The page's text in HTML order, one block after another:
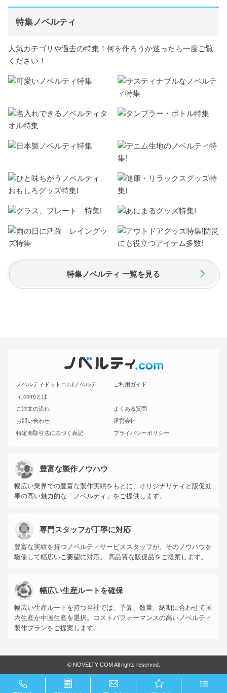
特集ノベルティ
人気カテゴリや過去の特集！何を作ろうか迷ったら一度ご覧
ください！
特集ノベルティ 一覧を見る
ノベルティドットコム(ノベルテ
ィ.com)とは
ご利用ガイド
ご注文の流れ
よくある質問
お問い合わせ
運営会社
特定商取引法に基づく表記
プライバシーポリシー
豊富な製作ノウハウ
幅広い業界での豊富な製作実績をもとに、オリジナリティと販促効
果の高い魅力的な「ノベルティ」をご提供します。
専門スタッフが丁寧に対応
豊富な実績を持つノベルティサービススタッフが、そのノウハウを
駆使して幅広いご要望に対応。 高品質な販促品をご提案します。
幅広い生産ルートを確保
幅広い生産ルートを持つ当社では、予算、数量、納期に合わせて国
内生産か中国生産を選択。コストパフォーマンスの高いノベルティ
製作プランをご提案します。
© NOVELTY COM All rights reserved.